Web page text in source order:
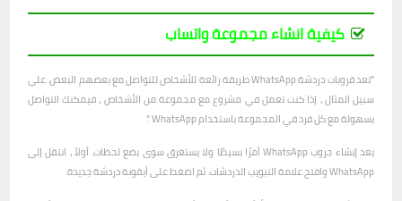
كيفية انشاء مجموعة واتساب
"تعد قروبات دردشة WhatsApp طريقة رائعة للأشخاص للتواصل مع بعضهم البعض. على
سبيل المثال ، إذا كنت تعمل في مشروع مع مجموعة من الأشخاص ، فيمكنك التواصل
بسهولة مع كل فرد في المجموعة باستخدام WhatsApp ".
يعد إنشاء جروب WhatsApp أمرًا بسيطًا ولا يستغرق سوى بضع لحظات. أولاً ، انتقل إلى
WhatsApp وافتح علامة التبويب الدردشات. ثم اضغط على أيقونة دردشة جديدة.